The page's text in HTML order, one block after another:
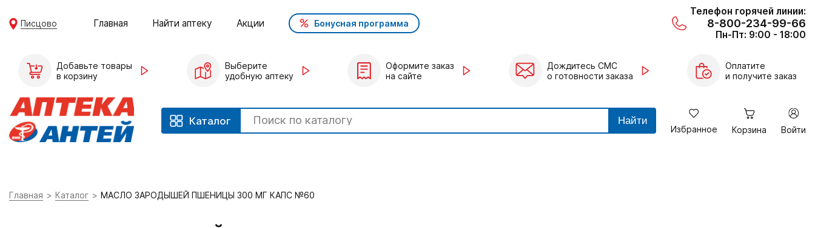
Писцово Главная Найти аптеку Акции Бонусная программа
Телефон горячей линии:
8-800-234-99-66
Пн-Пт: 9:00 - 18:00
Добавьте товары
в корзину
Выберите
удобную аптеку
Оформите заказ
на сайте
Дождитесь СМС
о готовности заказа
Оплатите
и получите заказ
Каталог Найти
Избранное Корзина Войти
Главная Каталог МАСЛО ЗАРОДЫШЕЙ ПШЕНИЦЫ 300 МГ КАПС №60